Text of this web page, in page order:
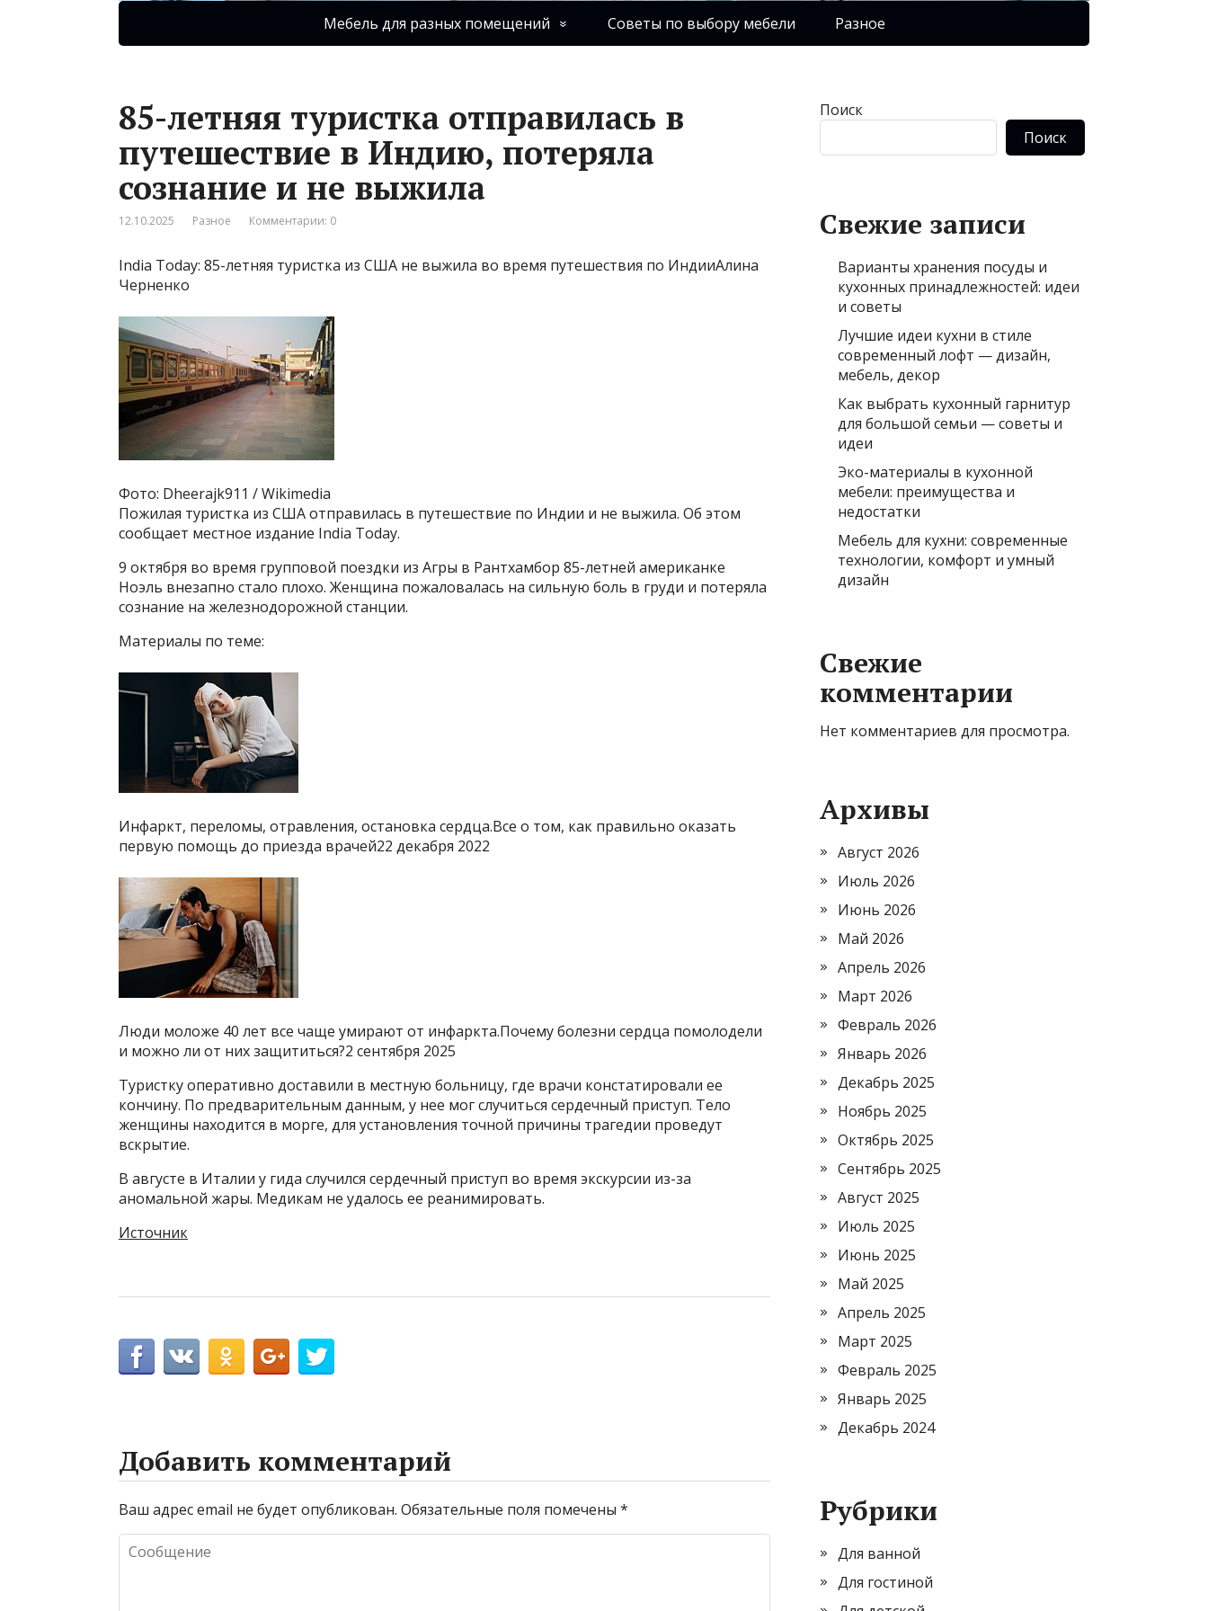
Мебель для разных помещений Советы по выбору мебели Разное
85-летняя туристка отправилась в
путешествие в Индию, потеряла
сознание и не выжила
12.10.2025 Разное Комментарии: 0
India Today: 85-летняя туристка из США не выжила во время путешествия по ИндииАлина
Черненко
Фото: Dheerajk911 / Wikimedia
Пожилая туристка из США отправилась в путешествие по Индии и не выжила. Об этом
сообщает местное издание India Today.
9 октября во время групповой поездки из Агры в Рантхамбор 85-летней американке
Ноэль внезапно стало плохо. Женщина пожаловалась на сильную боль в груди и потеряла
сознание на железнодорожной станции.
Материалы по теме:
Инфаркт, переломы, отравления, остановка сердца.Все о том, как правильно оказать
первую помощь до приезда врачей22 декабря 2022
Люди моложе 40 лет все чаще умирают от инфаркта.Почему болезни сердца помолодели
и можно ли от них защититься?2 сентября 2025
Туристку оперативно доставили в местную больницу, где врачи констатировали ее
кончину. По предварительным данным, у нее мог случиться сердечный приступ. Тело
женщины находится в морге, для установления точной причины трагедии проведут
вскрытие.
В августе в Италии у гида случился сердечный приступ во время экскурсии из-за
аномальной жары. Медикам не удалось ее реанимировать.
Источник
Добавить комментарий
Ваш адрес email не будет опубликован. Обязательные поля помечены *
Поиск
Поиск
Свежие записи
Варианты хранения посуды и
кухонных принадлежностей: идеи
и советы
Лучшие идеи кухни в стиле
современный лофт — дизайн,
мебель, декор
Как выбрать кухонный гарнитур
для большой семьи — советы и
идеи
Эко-материалы в кухонной
мебели: преимущества и
недостатки
Мебель для кухни: современные
технологии, комфорт и умный
дизайн
Свежие
комментарии
Нет комментариев для просмотра.
Архивы
Август 2026
Июль 2026
Июнь 2026
Май 2026
Апрель 2026
Март 2026
Февраль 2026
Январь 2026
Декабрь 2025
Ноябрь 2025
Октябрь 2025
Сентябрь 2025
Август 2025
Июль 2025
Июнь 2025
Май 2025
Апрель 2025
Март 2025
Февраль 2025
Январь 2025
Декабрь 2024
Рубрики
Для ванной
Для гостиной